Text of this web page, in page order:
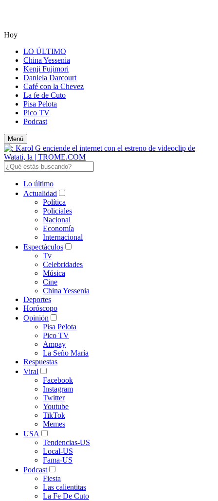
Hoy
LO ÚLTIMO
China Yessenia
Kenji Fujimori
Daniela Darcourt
Café con la Chevez
La fe de Cuto
Pisa Pelota
Pico TV
Podcast
Menú
Lo último
Actualidad
Política
Policiales
Nacional
Economía
Internacional
Espectáculos
Tv
Celebridades
Música
Cine
China Yessenia
Deportes
Horóscopo
Opinión
Pisa Pelota
Pico TV
Ampay
La Seño María
Respuestas
Viral
Facebook
Instagram
Twitter
Youtube
TikTok
Memes
USA
Tendencias-US
Local-US
Fama-US
Podcast
Fiesta
Las calientitas
La Fe De Cuto